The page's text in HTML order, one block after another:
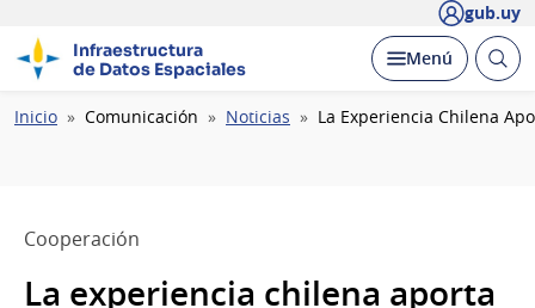
gub.uy
Infraestructura
de Datos Espaciales
Desplegar
Menú Abrir
Ruta
Inicio Comunicación Noticias La Experiencia Chilena
Cooperación
La experiencia chilena aporta